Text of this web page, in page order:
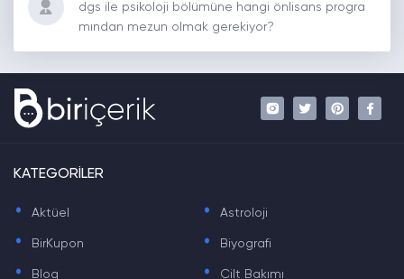
dgs ile psikoloji bölümüne hangi önlisans progra
mından mezun olmak gerekiyor?
KATEGORİLER
. Aktüel . Astroloji
. BirKupon . Biyografi
. Blog . Cilt Bakımı